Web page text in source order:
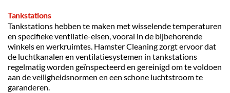
Tankstations
Tankstations hebben te maken met wisselende temperaturen
en specifieke ventilatie-eisen, vooral in de bijbehorende
winkels en werkruimtes. Hamster Cleaning zorgt ervoor dat
de luchtkanalen en ventilatiesystemen in tankstations
regelmatig worden geïnspecteerd en gereinigd om te voldoen
aan de veiligheidsnormen en een schone luchtstroom te
garanderen.